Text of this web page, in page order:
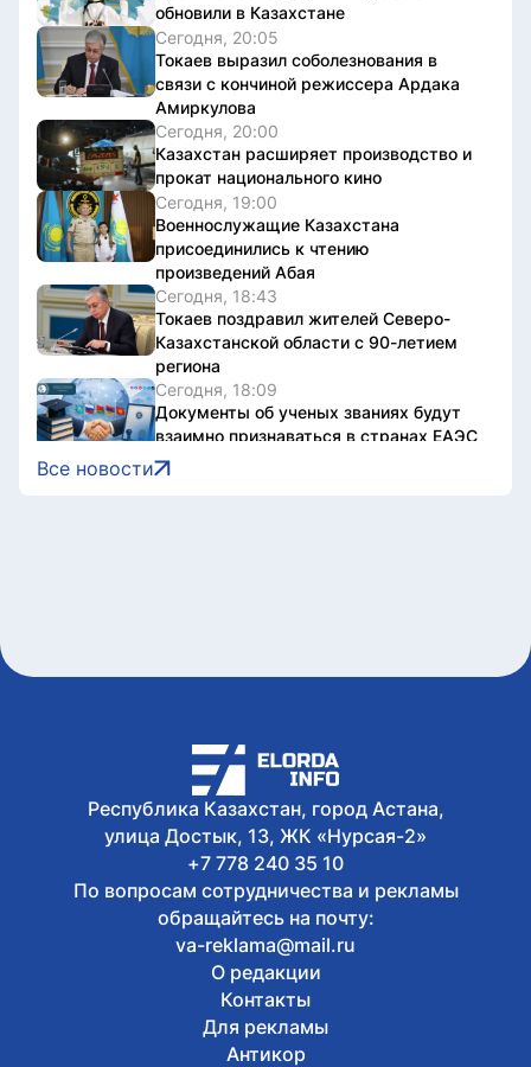
обновили в Казахстане
Сегодня, 20:05
Токаев выразил соболезнования в
связи с кончиной режиссера Ардака
Амиркулова
Сегодня, 20:00
Казахстан расширяет производство и
прокат национального кино
Сегодня, 19:00
Военнослужащие Казахстана
присоединились к чтению
произведений Абая
Сегодня, 18:43
Токаев поздравил жителей Северо-
Казахстанской области с 90-летием
региона
Сегодня, 18:09
Документы об ученых званиях будут
взаимно признаваться в странах ЕАЭС
Сегодня, 18:08
Свыше 1900 ИИ-фильмов из более чем
средневековья: что приготовили для
гостей Comic Con Astana 2026
Все новости
Республика Казахстан, город Астана,
улица Достык, 13, ЖК «Нурсая-2»
+7 778 240 35 10
По вопросам сотрудничества и рекламы
обращайтесь на почту:
va-reklama@mail.ru
О редакции
Контакты
Для рекламы
Антикор